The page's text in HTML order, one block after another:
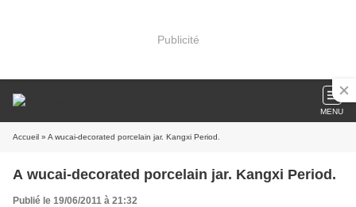
Publicité
MENU
Accueil » A wucai-decorated porcelain jar. Kangxi Period.
A wucai-decorated porcelain jar. Kangxi Period.
Publié le 19/06/2011 à 21:32